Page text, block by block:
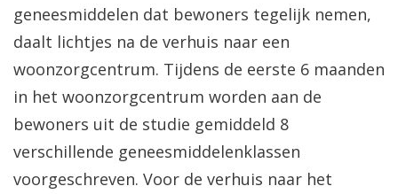
geneesmiddelen dat bewoners tegelijk nemen,
daalt lichtjes na de verhuis naar een
woonzorgcentrum. Tijdens de eerste 6 maanden
in het woonzorgcentrum worden aan de
bewoners uit de studie gemiddeld 8
verschillende geneesmiddelenklassen
voorgeschreven. Voor de verhuis naar het